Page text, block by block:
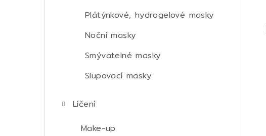
Plátýnkové, hydrogelové masky
Noční masky
Smývatelné masky
Slupovací masky
Líčení
Make-up